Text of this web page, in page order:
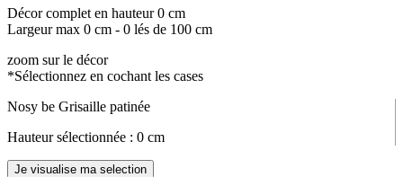
Décor complet en hauteur0 cm
Largeur max 0 cm - 0 lés de 100 cm
zoom sur le décor
*Sélectionnez en cochant les cases
Nosy be Grisaille patinée
Hauteur sélectionnée : 0 cm
Je visualise ma selection